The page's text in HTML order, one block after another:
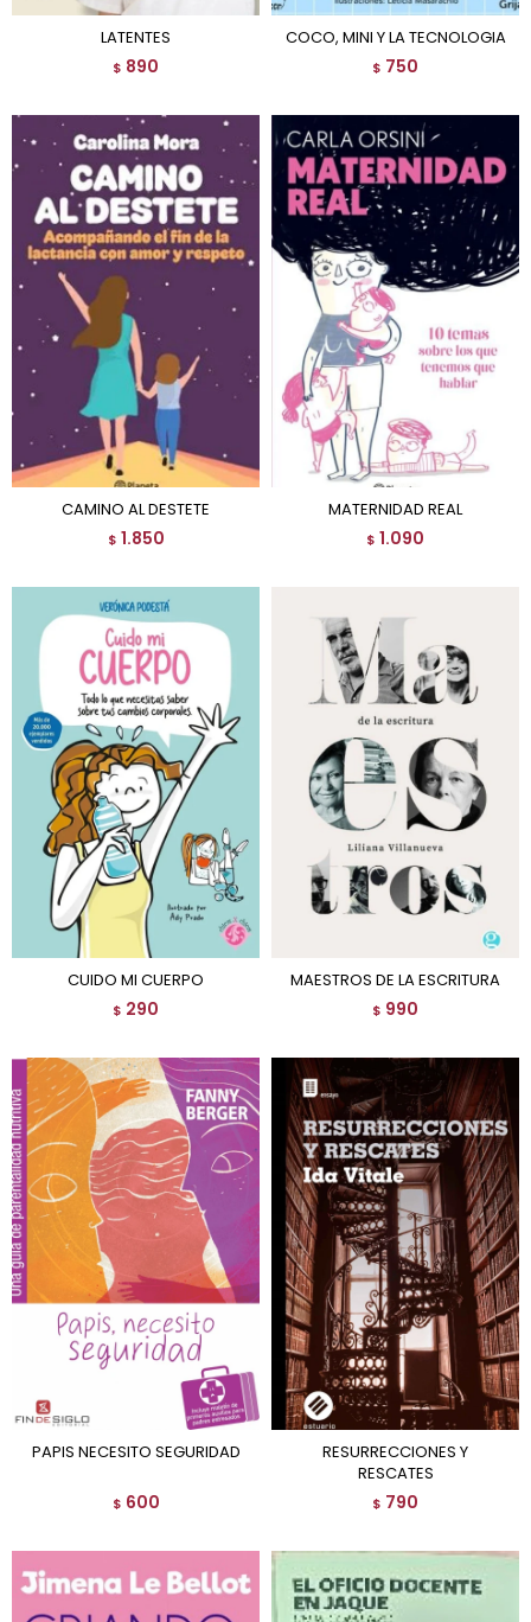
LATENTES
$ 890
COCO, MINI Y LA TECNOLOGIA
$ 750
CAMINO AL DESTETE
$ 1.850
MATERNIDAD REAL
$ 1.090
CUIDO MI CUERPO
$ 290
MAESTROS DE LA ESCRITURA
$ 990
PAPIS NECESITO SEGURIDAD
$ 600
RESURRECCIONES Y
RESCATES
$ 790